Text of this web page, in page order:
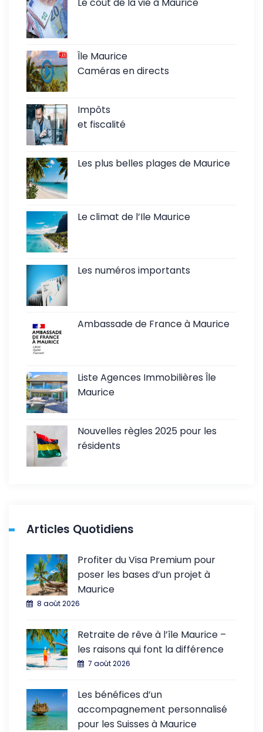
Le coût de la vie à Maurice
Île Maurice
Caméras en directs
Impôts
et fiscalité
Les plus belles plages de Maurice
Le climat de l’Ile Maurice
Les numéros importants
Ambassade de France à Maurice
Liste Agences Immobilières Île
Maurice
Nouvelles règles 2025 pour les
résidents
Articles Quotidiens
Profiter du Visa Premium pour
poser les bases d’un projet à
Maurice
8 août 2026
Retraite de rêve à l’île Maurice –
les raisons qui font la différence
7 août 2026
Les bénéfices d’un
accompagnement personnalisé
pour les Suisses à Maurice